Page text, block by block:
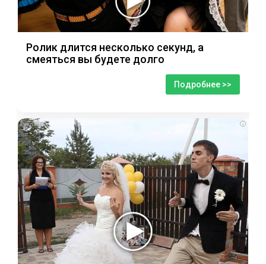
Ролик длится несколько секунд, а
смеяться вы будете долго
Подробнее >>
i